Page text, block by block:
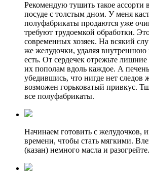
Рекомендую тушить такое ассорти
посуде с толстым дном. У меня
полуфабрикаты продаются уже
требуют трудоемкой обработки.
современных хозяек. На всякий
же желудочки, удаляя внутреннюю
есть. От сердечек отрежьте
их пополам вдоль каждое. А
убедившись, что нигде нет следов
возможен горьковатый привкус.
все полуфабрикаты.
Начинаем готовить с желудочков,
времени, чтобы стать мягкими.
(казан) немного масла и